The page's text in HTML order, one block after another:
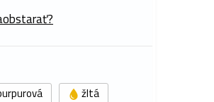
žltá